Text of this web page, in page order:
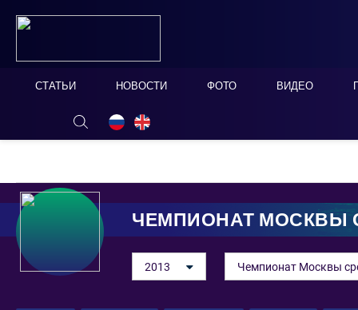
СТАТЬИ НОВОСТИ ФОТО ВИДЕО
ОНЛАЙН ТАБЛО СКРЫТЬ
ЧЕМПИОНАТ МОСКВЫ
2013 Чемпионат Москвы